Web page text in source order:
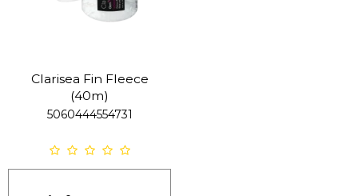
Clarisea Fin Fleece
(40m)
5060444554731